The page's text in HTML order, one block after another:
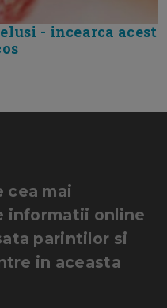
- incearca acest
cea mai
informatii online
parintilor si
in aceasta